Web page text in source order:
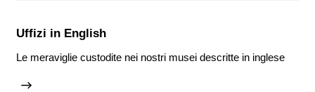
Uffizi in English
Le meraviglie custodite nei nostri musei descritte in inglese